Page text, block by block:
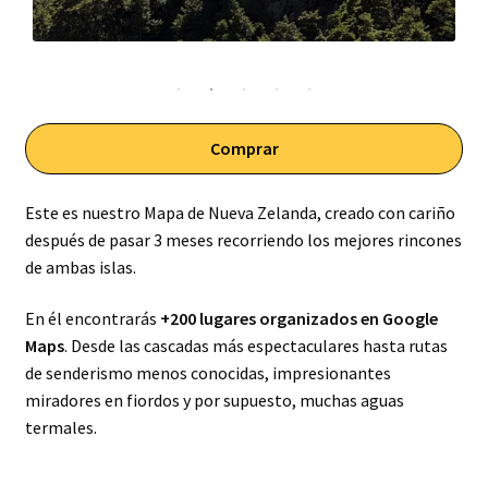
Comprar
Este es nuestro Mapa de Nueva Zelanda, creado con cariño
después de pasar 3 meses recorriendo los mejores rincones
de ambas islas.
En él encontrarás +200 lugares organizados en Google
Maps. Desde las cascadas más espectaculares hasta rutas
de senderismo menos conocidas, impresionantes
miradores en fiordos y por supuesto, muchas aguas
termales.